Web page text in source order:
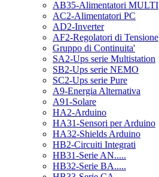
AB35-Alimentatori MULTI
AC2-Alimentatori PC
AD2-Inverter
AF2-Regolatori di Tensione
Gruppo di Continuita'
SA2-Ups serie Multistation
SB2-Ups serie NEMO
SC2-Ups serie Pure
A9-Energia Alternativa
A91-Solare
HA2-Arduino
HA31-Sensori per Arduino
HA32-Shields Arduino
HB2-Circuiti Integrati
HB31-Serie AN.....
HB32-Serie BA.....